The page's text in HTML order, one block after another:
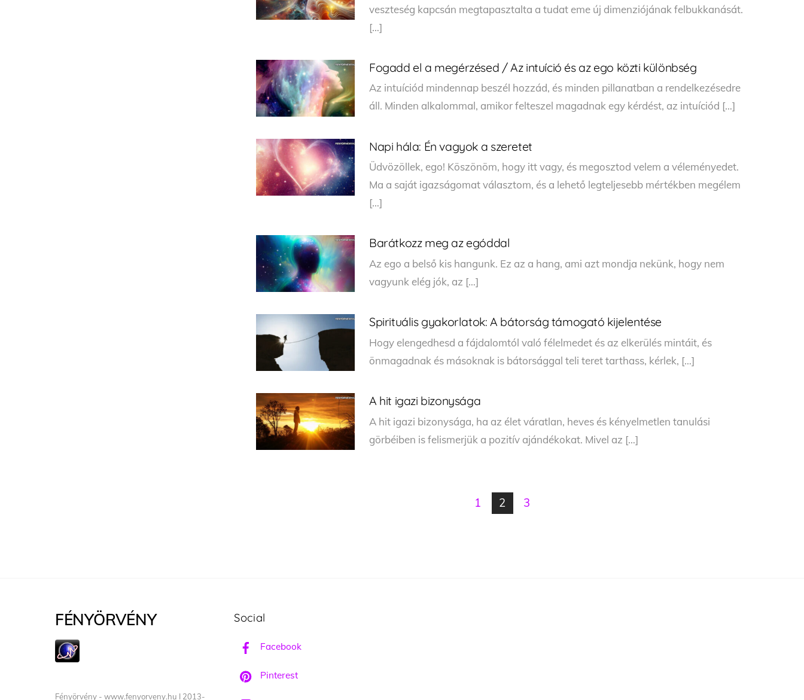
veszteség kapcsán megtapasztalta a tudat eme új dimenziójának felbukkanását.
[…]
Fogadd el a megérzésed / Az intuíció és az ego közti különbség
Az intuíciód mindennap beszél hozzád, és minden pillanatban a rendelkezésedre
áll. Minden alkalommal, amikor felteszel magadnak egy kérdést, az intuíciód […]
Napi hála: Én vagyok a szeretet
Üdvözöllek, ego! Köszönöm, hogy itt vagy, és megosztod velem a véleményedet.
Ma a saját igazságomat választom, és a lehető legteljesebb mértékben megélem
[…]
Barátkozz meg az egóddal
Az ego a belső kis hangunk. Ez az a hang, ami azt mondja nekünk, hogy nem
vagyunk elég jók, az […]
Spirituális gyakorlatok: A bátorság támogató kijelentése
Hogy elengedhesd a fájdalomtól való félelmedet és az elkerülés mintáit, és
önmagadnak és másoknak is bátorsággal teli teret tarthass, kérlek, […]
A hit igazi bizonysága
A hit igazi bizonysága, ha az élet váratlan, heves és kényelmetlen tanulási
görbéiben is felismerjük a pozitív ajándékokat. Mivel az […]
1 2 3
FÉNYÖRVÉNY
Fényörvény - www.fenyorveny.hu I 2013-
Social
Facebook
Pinterest